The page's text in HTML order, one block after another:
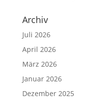
Archiv
Juli 2026
April 2026
März 2026
Januar 2026
Dezember 2025